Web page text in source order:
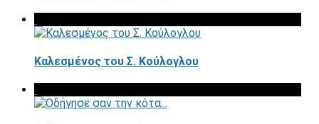
Καλεσμένος του Σ. Κούλογλου